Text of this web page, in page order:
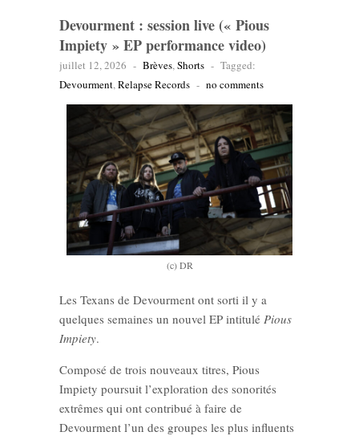
Devourment : session live (« Pious
Impiety » EP performance video)
juillet 12, 2026 - Brèves,Shorts - Tagged:
Devourment,Relapse Records - no comments
(c) DR
Les Texans de Devourment ont sorti il y a
quelques semaines un nouvel EP intitulé Pious
Impiety.
Composé de trois nouveaux titres, Pious
Impiety poursuit l’exploration des sonorités
extrêmes qui ont contribué à faire de
Devourment l’un des groupes les plus influents